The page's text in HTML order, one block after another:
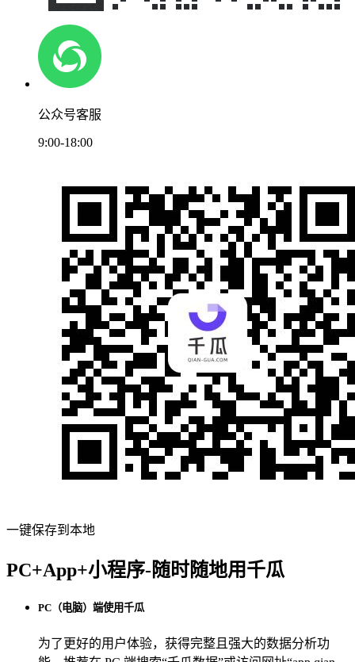
公众号客服
9:00-18:00
一键保存到本地
PC+App+小程序-随时随地用千瓜
PC（电脑）端使用千瓜
为了更好的用户体验，获得完整且强大的数据分析功